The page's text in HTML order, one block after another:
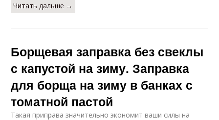
Читать дальше →
Борщевая заправка без свеклы
с капустой на зиму. Заправка
для борща на зиму в банках с
томатной пастой
Такая приправа значительно экономит ваши силы на